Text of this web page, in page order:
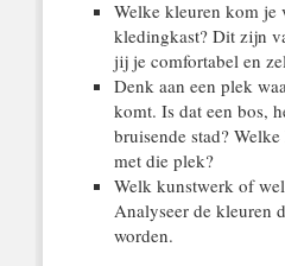
Welke kleuren kom je
kledingkast? Dit zijn
jij je comfortabel en
Denk aan een plek
komt. Is dat een bos,
bruisende stad?
met die plek?
Welk kunstwerk of
Analyseer de kleuren
worden.